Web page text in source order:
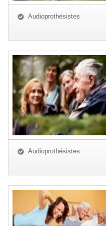
Audioprothésistes
Audioprothésistes